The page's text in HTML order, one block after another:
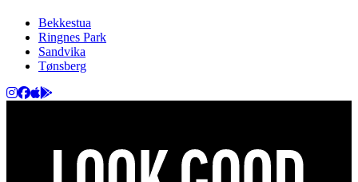
Bekkestua
Ringnes Park
Sandvika
Tønsberg